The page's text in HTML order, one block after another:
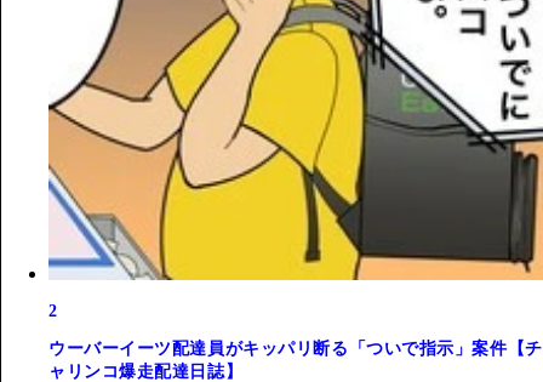
2
ウーバーイーツ配達員がキッパリ断る「ついで指示」案件【チ
ャリンコ爆走配達日誌】